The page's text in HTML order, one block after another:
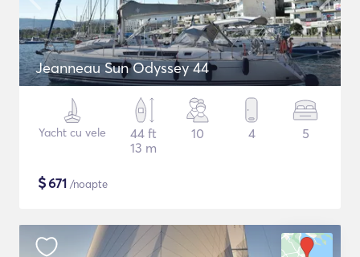
Jeanneau Sun Odyssey 44
Yacht cu vele
44 ft
13 m
10 4 5
$671 /noapte